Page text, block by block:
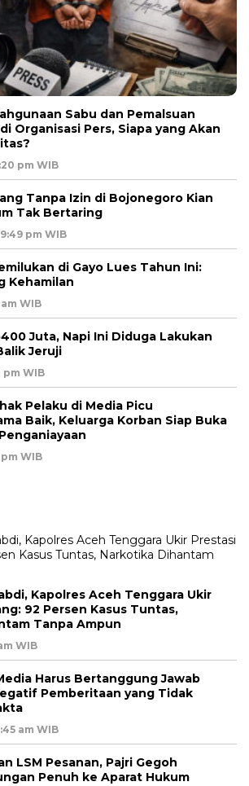
Sabu dan Pemalsuan
Organisasi Pers, Siapa yang Akan
pm WIB
Tanpa Izin di Bojonegoro Kian
Tak Bertaring
pm WIB
di Gayo Lues Tahun Ini:
Kehamilan
WIB
Juta, Napi Ini Diduga Lakukan
Jeruji
pm WIB
Pelaku di Media Picu
Baik, Keluarga Korban Siap Buka
WIB
Kapolres Aceh Tenggara Ukir
92 Persen Kasus Tuntas,
Tanpa Ampun
WIB
Harus Bertanggung Jawab
Pemberitaan yang Tidak
am WIB
LSM Pesanan, Pajri Gegoh
Penuh ke Aparat Hukum